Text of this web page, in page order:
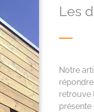
Les
Notre
retrouve
présente